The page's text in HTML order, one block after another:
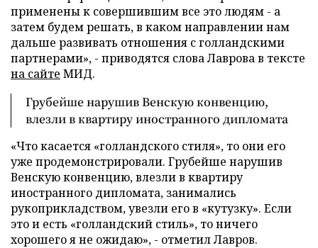
применены к совершившим все это людям - а
затем будем решать, в каком направлении нам
дальше развивать отношения с голландскими
партнерами», - приводятся слова Лаврова в тексте
на сайте МИД.
Грубейше нарушив Венскую конвенцию,
влезли в квартиру иностранного дипломата
«Что касается «голландского стиля», то они его
уже продемонстрировали. Грубейше нарушив
Венскую конвенцию, влезли в квартиру
иностранного дипломата, занимались
рукоприкладством, увезли его в «кутузку». Если
это и есть «голландский стиль», то ничего
хорошего я не ожидаю», - отметил Лавров.